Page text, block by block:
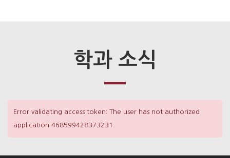
학과 소식
Error validating access token: The user has not authorized
application 468599428373231.